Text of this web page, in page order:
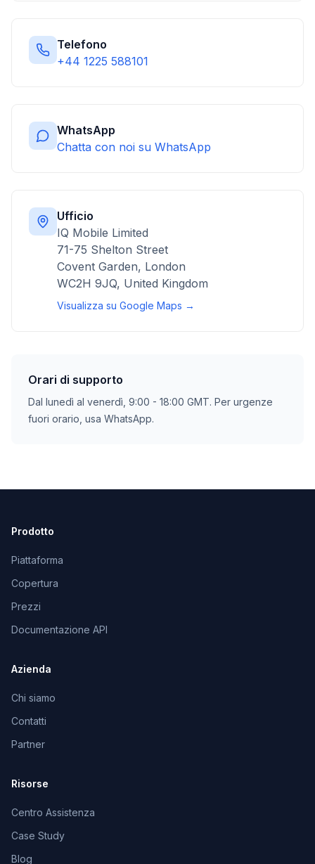
Telefono
+44 1225 588101
WhatsApp
Chatta con noi su WhatsApp
Ufficio
IQ Mobile Limited
71-75 Shelton Street
Covent Garden, London
WC2H 9JQ, United Kingdom
Visualizza su Google Maps →
Orari di supporto
Dal lunedì al venerdì, 9:00 - 18:00 GMT. Per urgenze
fuori orario, usa WhatsApp.
Prodotto
Piattaforma
Copertura
Prezzi
Documentazione API
Azienda
Chi siamo
Contatti
Partner
Risorse
Centro Assistenza
Case Study
Blog